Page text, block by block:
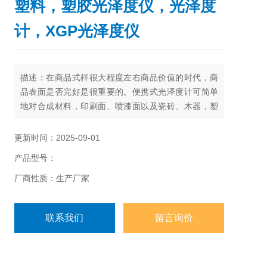
塑料，塑胶光泽度仪，光泽度
计，XGP光泽度仪
描述：在商品式样很大程度左右商品价值的时代，商
品表面是否完好是很重要的。便携式光泽度计可简单
地对合成材料，印刷面、喷漆面以及瓷砖、木器，塑
及提高商品的可靠性作出贡献 。
更新时间：2025-09-01
产品型号：
厂商性质：生产厂家
联系我们 留言询价